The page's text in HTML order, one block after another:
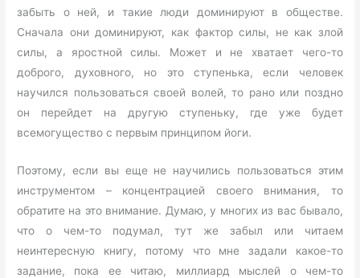
забыть о ней, и такие люди доминируют в обществе.
Сначала они доминируют, как фактор силы, не как злой
силы, а яростной силы. Может и не хватает чего-то
доброго, духовного, но это ступенька, если человек
научился пользоваться своей волей, то рано или поздно
он перейдет на другую ступеньку, где уже будет
всемогущество с первым принципом йоги.
Поэтому, если вы еще не научились пользоваться этим
инструментом – концентрацией своего внимания, то
обратите на это внимание. Думаю, у многих из вас бывало,
что о чем-то подумал, тут же забыл или читаем
неинтересную книгу, потому что мне задали какое-то
задание, пока ее читаю, миллиард мыслей о чем-то